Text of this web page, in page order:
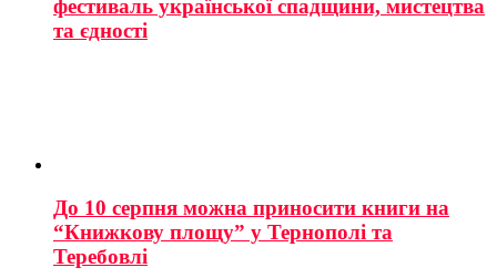
фестиваль української спадщини, мистецтва
та єдності
До 10 серпня можна приносити книги на
“Книжкову площу” у Тернополі та
Теребовлі